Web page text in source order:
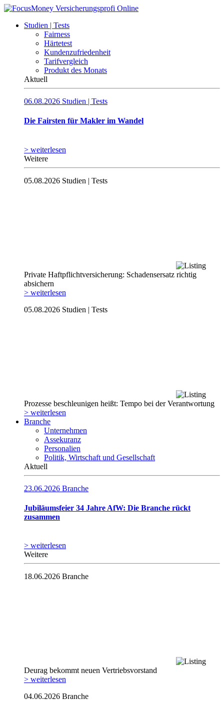
Studien | Tests
Fairness
Härtetest
Kundenzufriedenheit
Tarifvergleich
Produkt des Monats
Aktuell
06.08.2026 Studien | Tests
Die Fairsten für Makler im Wandel
> weiterlesen
Weitere
05.08.2026 Studien | Tests
Private Haftpflicht­versicherung: Schadensersatz richtig
absichern
> weiterlesen
05.08.2026 Studien | Tests
Prozesse beschleunigen heißt: Tempo bei der Verantwortung
> weiterlesen
Branche
Unternehmen
Assekuranz
Personalien
Politik, Wirtschaft und Gesellschaft
Aktuell
23.06.2026 Branche
Jubiläumsfeier 34 Jahre AfW: Die Branche rückt
zusammen
> weiterlesen
Weitere
18.06.2026 Branche
Deurag bekommt neuen Vertriebsvorstand
> weiterlesen
04.06.2026 Branche